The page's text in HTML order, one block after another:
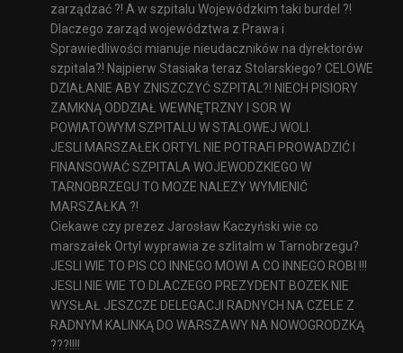
zarządzać ?! A w szpitalu Wojewódzkim taki burdel ?!
Dlaczego zarząd województwa z Prawa i
Sprawiedliwości mianuje nieudaczników na dyrektorów
szpitala?! Najpierw Stasiaka teraz Stolarskiego? CELOWE
DZIAŁANIE ABY ZNISZCZYĆ SZPITAL?! NIECH PISIORY
ZAMKNĄ ODDZIAŁ WEWNĘTRZNY I SOR W
POWIATOWYM SZPITALU W STALOWEJ WOLI.
JESLI MARSZAŁEK ORTYL NIE POTRAFI PROWADZIĆ I
FINANSOWAĆ SZPITALA WOJEWODZKIEGO W
TARNOBRZEGU TO MOZE NALEZY WYMIENIĆ
MARSZAŁKA ?!
Ciekawe czy prezez Jarosław Kaczyński wie co
marszałek Ortyl wyprawia ze szlitalm w Tarnobrzegu?
JESLI WIE TO PIS CO INNEGO MOWI A CO INNEGO ROBI !!!
JESLI NIE WIE TO DLACZEGO PREZYDENT BOZEK NIE
WYSŁAŁ JESZCZE DELEGACJI RADNYCH NA CZELE Z
RADNYM KALINKĄ DO WARSZAWY NA NOWOGRODZKĄ
???!!!!